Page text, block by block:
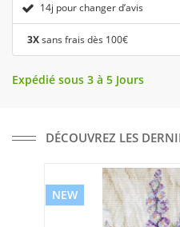
14j pour changer d’avis
3Xsans frais dès 100€
Expédié sous 3 à 5 Jours
DÉCOUVREZ LES
NEW